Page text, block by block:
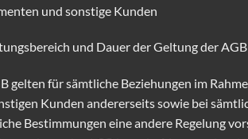
und sonstige Kunden
und Dauer der Geltung der AGB
gelten für sämtliche Beziehungen im
Kunden andererseits sowie bei
Bestimmungen eine andere Regelung